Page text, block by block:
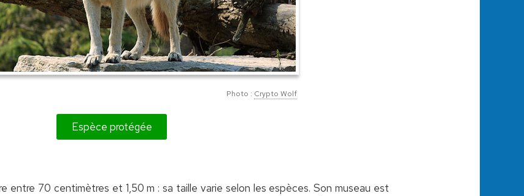
Photo : Crypto Wolf
Espèce protégée
entre 70 centimètres et 1,50 m : sa taille varie selon les espèces. Son museau est